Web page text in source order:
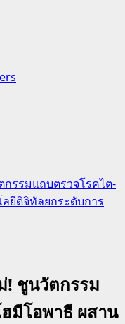
กรรมแถบตรวจโรคไต-
ยีดิจิทัลยกระดับการ
! ชูนวัตกรรม
มีโอพาธี ผสาน